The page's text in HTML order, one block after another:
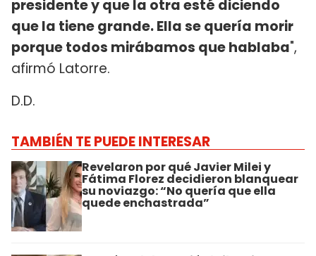
presidente y que la otra esté diciendo
que la tiene grande. Ella se quería morir
porque todos mirábamos que hablaba",
afirmó Latorre.
D.D.
TAMBIÉN TE PUEDE INTERESAR
Revelaron por qué Javier Milei y
Fátima Florez decidieron blanquear
su noviazgo: “No quería que ella
quede enchastrada”